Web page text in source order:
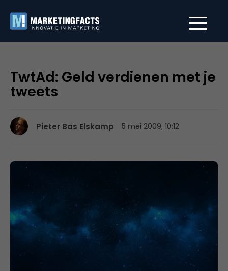
TwtAd: Geld verdienen met je
tweets
Pieter Bas Elskamp 5 mei 2009, 10:12